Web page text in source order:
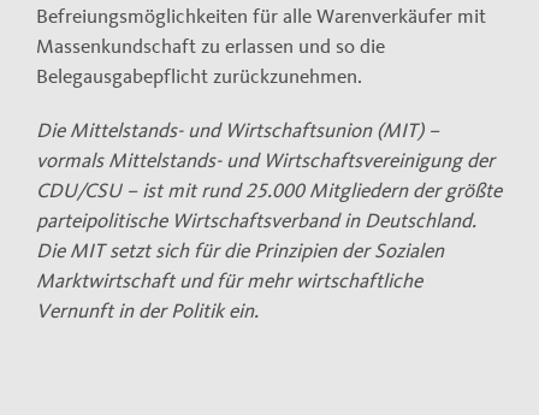
Befreiungsmöglichkeiten für alle Warenverkäufer mit
Massenkundschaft zu erlassen und so die
Belegausgabepflicht zurückzunehmen.
Die Mittelstands- und Wirtschaftsunion (MIT) –
vormals Mittelstands- und Wirtschaftsvereinigung der
CDU/CSU – ist mit rund 25.000 Mitgliedern der größte
parteipolitische Wirtschaftsverband in Deutschland.
Die MIT setzt sich für die Prinzipien der Sozialen
Marktwirtschaft und für mehr wirtschaftliche
Vernunft in der Politik ein.